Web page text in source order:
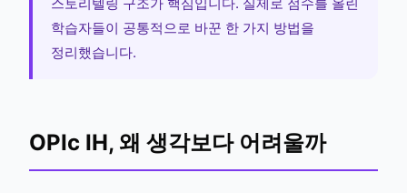
스토리텔링 구조가 핵심입니다. 실제로 점수를 올린
학습자들이 공통적으로 바꾼 한 가지 방법을
정리했습니다.
OPIc IH, 왜 생각보다 어려울까